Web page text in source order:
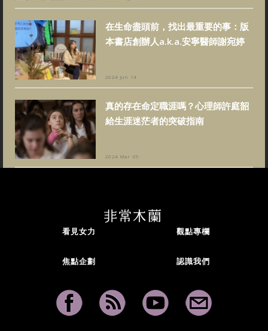
在生命盡頭前，找出最重要的事：版
本書店創辦人a.k.a.安寧醫師謝宛婷
2024 Jun 14
真的存在命定職涯嗎？心理師許庭韶
給生涯迷茫者的突破指南
2024 Mar 05
看見女力 觀點專欄
焦點企劃 認識我們